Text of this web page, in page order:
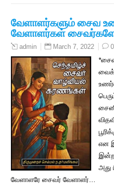
வேளாளர்களும் சைவ
வேளாளர்கள்
admin March 7, 2022
என
அது
வேளாளரே சைவர் வேளாளர்…